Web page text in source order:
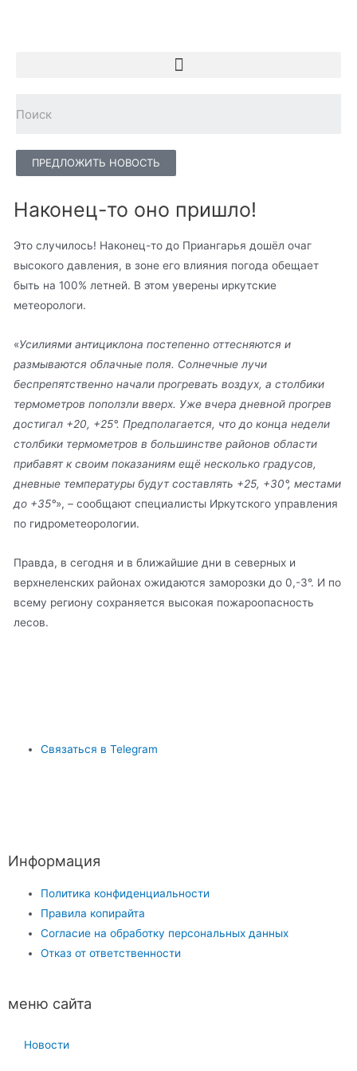
ПРЕДЛОЖИТЬ НОВОСТЬ
Наконец-то оно пришло!
Это случилось! Наконец-то до Приангарья дошёл очаг
высокого давления, в зоне его влияния погода обещает
быть на 100% летней. В этом уверены иркутские
метеорологи.
«Усилиями антициклона постепенно оттесняются и
размываются облачные поля. Солнечные лучи
беспрепятственно начали прогревать воздух, а столбики
термометров поползли вверх. Уже вчера дневной прогрев
достигал +20, +25°. Предполагается, что до конца недели
столбики термометров в большинстве районов области
прибавят к своим показаниям ещё несколько градусов,
дневные температуры будут составлять +25, +30°, местами
до +35°», – сообщают специалисты Иркутского управления
по гидрометеорологии.
Правда, в сегодня и в ближайшие дни в северных и
верхнеленских районах ожидаются заморозки до 0,-3°. И по
всему региону сохраняется высокая пожароопасность
лесов.
Связаться в Telegram
Информация
Политика конфиденциальности
Правила копирайта
Согласие на обработку персональных данных
Отказ от ответственности
меню сайта
Новости